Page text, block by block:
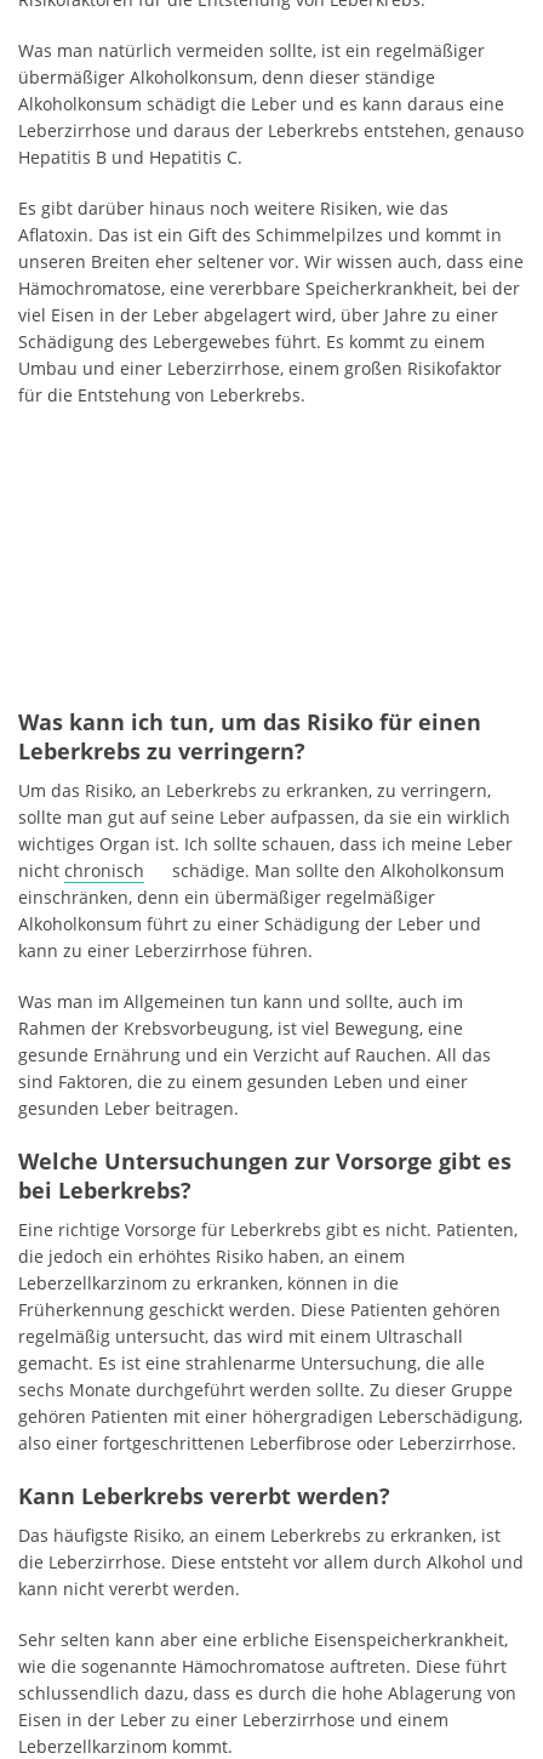
Was man natürlich vermeiden sollte, ist ein regelmäßiger
übermäßiger Alkoholkonsum, denn dieser ständige
Alkoholkonsum schädigt die Leber und es kann daraus eine
Leberzirrhose und daraus der Leberkrebs entstehen, genauso
Hepatitis B und Hepatitis C.
Es gibt darüber hinaus noch weitere Risiken, wie das
Aflatoxin. Das ist ein Gift des Schimmelpilzes und kommt in
unseren Breiten eher seltener vor. Wir wissen auch, dass eine
Hämochromatose, eine vererbbare Speicherkrankheit, bei der
viel Eisen in der Leber abgelagert wird, über Jahre zu einer
Schädigung des Lebergewebes führt. Es kommt zu einem
Umbau und einer Leberzirrhose, einem großen Risikofaktor
für die Entstehung von Leberkrebs.
Was kann ich tun, um das Risiko für einen
Leberkrebs zu verringern?
Um das Risiko, an Leberkrebs zu erkranken, zu verringern,
sollte man gut auf seine Leber aufpassen, da sie ein wirklich
wichtiges Organ ist. Ich sollte schauen, dass ich meine Leber
nicht chronisch
schädige. Man sollte den Alkoholkonsum
einschränken, denn ein übermäßiger regelmäßiger
Alkoholkonsum führt zu einer Schädigung der Leber und
kann zu einer Leberzirrhose führen.
Was man im Allgemeinen tun kann und sollte, auch im
Rahmen der Krebsvorbeugung, ist viel Bewegung, eine
gesunde Ernährung und ein Verzicht auf Rauchen. All das
sind Faktoren, die zu einem gesunden Leben und einer
gesunden Leber beitragen.
Welche Untersuchungen zur Vorsorge gibt es
bei Leberkrebs?
Eine richtige Vorsorge für Leberkrebs gibt es nicht. Patienten,
die jedoch ein erhöhtes Risiko haben, an einem
Leberzellkarzinom zu erkranken, können in die
Früherkennung geschickt werden. Diese Patienten gehören
regelmäßig untersucht, das wird mit einem Ultraschall
gemacht. Es ist eine strahlenarme Untersuchung, die alle
sechs Monate durchgeführt werden sollte. Zu dieser Gruppe
gehören Patienten mit einer höhergradigen Leberschädigung,
also einer fortgeschrittenen Leberfibrose oder Leberzirrhose.
Kann Leberkrebs vererbt werden?
Das häufigste Risiko, an einem Leberkrebs zu erkranken, ist
die Leberzirrhose. Diese entsteht vor allem durch Alkohol und
kann nicht vererbt werden.
Sehr selten kann aber eine erbliche Eisenspeicherkrankheit,
wie die sogenannte Hämochromatose auftreten. Diese führt
schlussendlich dazu, dass es durch die hohe Ablagerung von
Eisen in der Leber zu einer Leberzirrhose und einem
Leberzellkarzinom kommt.